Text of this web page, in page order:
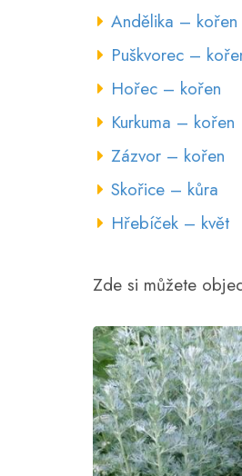
Andělika – kořen
Puškvorec –
Hořec – kořen
Kurkuma – kořen
Zázvor – kořen
Skořice – kůra
Hřebíček – květ
Zde si můžete